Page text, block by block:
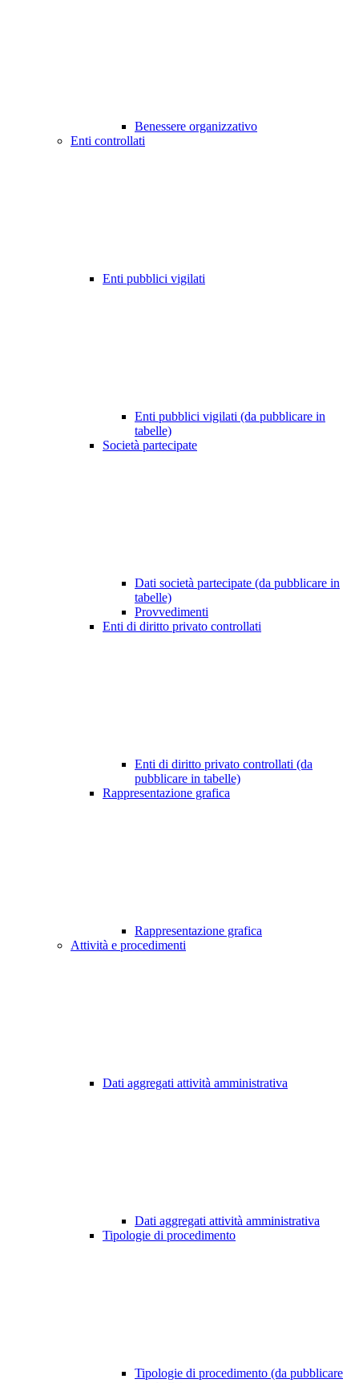
Benessere organizzativo
Enti controllati
Enti pubblici vigilati
Enti pubblici vigilati (da pubblicare in
tabelle)
Società partecipate
Dati società partecipate (da pubblicare in
tabelle)
Provvedimenti
Enti di diritto privato controllati
Enti di diritto privato controllati (da
pubblicare in tabelle)
Rappresentazione grafica
Rappresentazione grafica
Attività e procedimenti
Dati aggregati attività amministrativa
Dati aggregati attività amministrativa
Tipologie di procedimento
Tipologie di procedimento (da pubblicare